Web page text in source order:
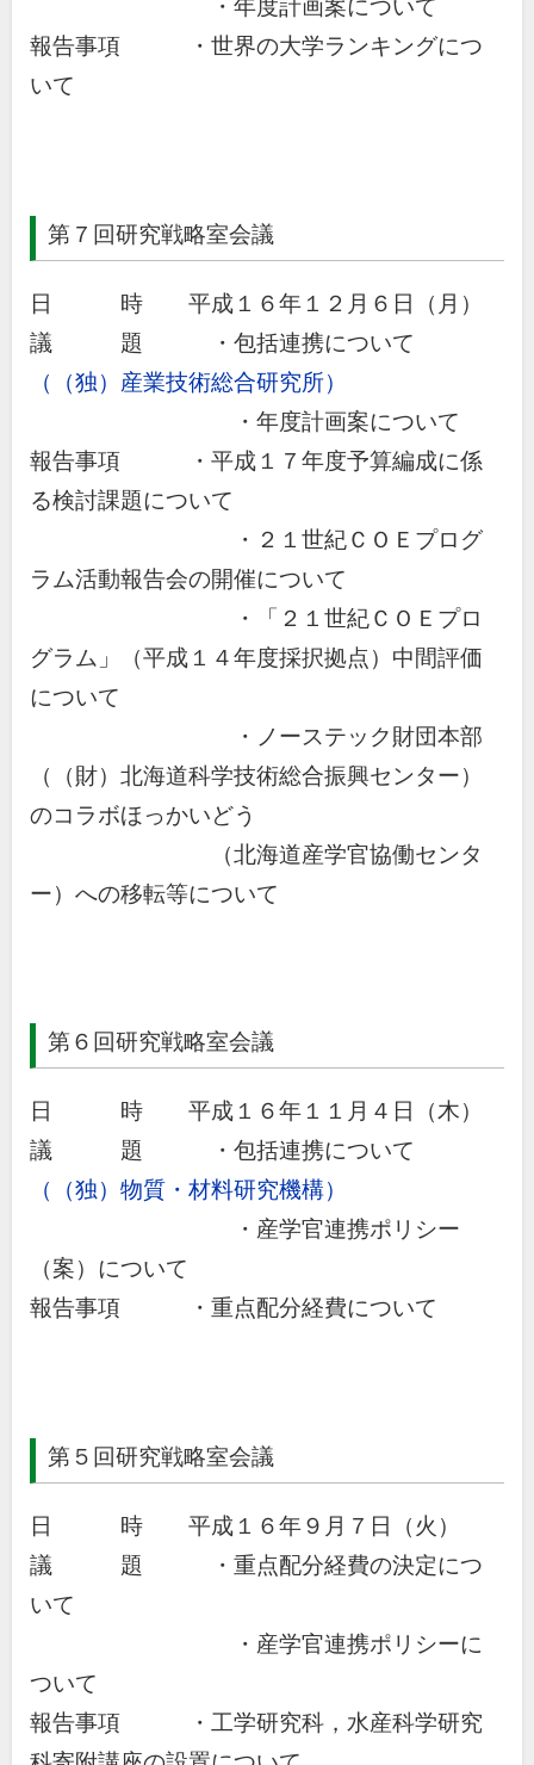
・年度計画案について
報告事項 ・世界の大学ランキングにつ
いて
第７回研究戦略室会議
日 時 平成１６年１２月６日（月）
議 題 ・包括連携について
（（独）産業技術総合研究所）
・年度計画案について
報告事項 ・平成１７年度予算編成に係
る検討課題について
・２１世紀ＣＯＥプログ
ラム活動報告会の開催について
・「２１世紀ＣＯＥプロ
グラム」（平成１４年度採択拠点）中間評価
について
・ノーステック財団本部
（（財）北海道科学技術総合振興センター）
のコラボほっかいどう
（北海道産学官協働センタ
ー）への移転等について
第６回研究戦略室会議
日 時 平成１６年１１月４日（木）
議 題 ・包括連携について
（（独）物質・材料研究機構）
・産学官連携ポリシー
（案）について
報告事項 ・重点配分経費について
第５回研究戦略室会議
日 時 平成１６年９月７日（火）
議 題 ・重点配分経費の決定につ
いて
・産学官連携ポリシーに
ついて
報告事項 ・工学研究科，水産科学研究